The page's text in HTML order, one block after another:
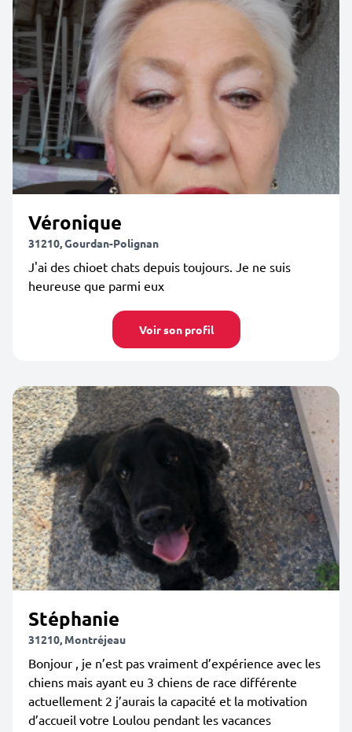
Véronique
31210, Gourdan-Polignan
J'ai des chioet chats depuis toujours. Je ne suis
heureuse que parmi eux
Voir son profil
Stéphanie
31210, Montréjeau
Bonjour , je n’est pas vraiment d’expérience avec les
chiens mais ayant eu 3 chiens de race différente
actuellement 2 j’aurais la capacité et la motivation
d’accueil votre Loulou pendant les vacances